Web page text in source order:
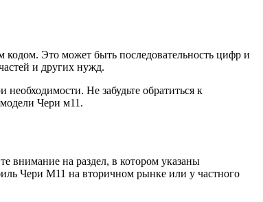
Это может быть последовательность цифр и
и других нужд.
Не забудьте обратиться к
Чери м11.
внимание на раздел, в котором указаны
Чери М11 на вторичном рынке или у частного